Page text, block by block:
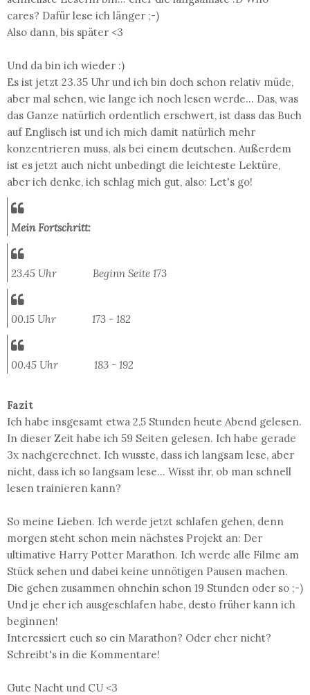
cares? Dafür lese ich länger ;-)
Also dann, bis später <3
Und da bin ich wieder :)
Es ist jetzt 23.35 Uhr und ich bin doch schon relativ müde,
aber mal sehen, wie lange ich noch lesen werde... Das, was
das Ganze natürlich ordentlich erschwert, ist dass das Buch
auf Englisch ist und ich mich damit natürlich mehr
konzentrieren muss, als bei einem deutschen. Außerdem
ist es jetzt auch nicht unbedingt die leichteste Lektüre,
aber ich denke, ich schlag mich gut, also: Let's go!
Mein Fortschritt:
23.45 Uhr Beginn Seite 173
00.15 Uhr 173 - 182
00.45 Uhr 183 - 192
Fazit
Ich habe insgesamt etwa 2,5 Stunden heute Abend gelesen.
In dieser Zeit habe ich 59 Seiten gelesen. Ich habe gerade
3x nachgerechnet. Ich wusste, dass ich langsam lese, aber
nicht, dass ich so langsam lese... Wisst ihr, ob man schnell
lesen trainieren kann?
So meine Lieben. Ich werde jetzt schlafen gehen, denn
morgen steht schon mein nächstes Projekt an: Der
ultimative Harry Potter Marathon. Ich werde alle Filme am
Stück sehen und dabei keine unnötigen Pausen machen.
Die gehen zusammen ohnehin schon 19 Stunden oder so ;-)
Und je eher ich ausgeschlafen habe, desto früher kann ich
beginnen!
Interessiert euch so ein Marathon? Oder eher nicht?
Schreibt's in die Kommentare!
Gute Nacht und CU <3